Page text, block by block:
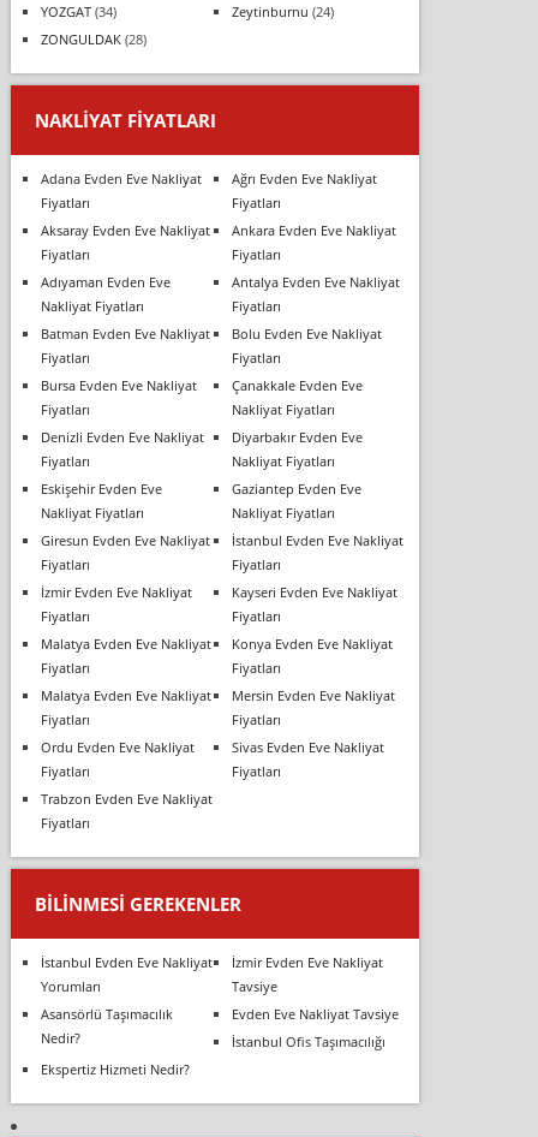
YOZGAT(34) Zeytinburnu (24)
ZONGULDAK(28)
NAKLIYAT FIYATLARI
Adana Evden Eve Nakliyat
Fiyatları
Ağrı Evden Eve Nakliyat
Fiyatları
Aksaray Evden Eve Nakliyat
Fiyatları
Ankara Evden Eve Nakliyat
Fiyatları
Adıyaman Evden Eve
Nakliyat Fiyatları
Antalya Evden Eve Nakliyat
Fiyatları
Batman Evden Eve Nakliyat
Fiyatları
Bolu Evden Eve Nakliyat
Fiyatları
Bursa Evden Eve Nakliyat
Fiyatları
Çanakkale Evden Eve
Nakliyat Fiyatları
Denizli Evden Eve Nakliyat
Fiyatları
Diyarbakır Evden Eve
Nakliyat Fiyatları
Eskişehir Evden Eve
Nakliyat Fiyatları
Gaziantep Evden Eve
Nakliyat Fiyatları
Giresun Evden Eve Nakliyat
Fiyatları
İstanbul Evden Eve Nakliyat
Fiyatları
İzmir Evden Eve Nakliyat
Fiyatları
Kayseri Evden Eve Nakliyat
Fiyatları
Malatya Evden Eve Nakliyat
Fiyatları
Konya Evden Eve Nakliyat
Fiyatları
Malatya Evden Eve Nakliyat
Fiyatları
Mersin Evden Eve Nakliyat
Fiyatları
Ordu Evden Eve Nakliyat
Fiyatları
Sivas Evden Eve Nakliyat
Fiyatları
Trabzon Evden Eve Nakliyat
Fiyatları
BILINMESI GEREKENLER
İstanbul Evden Eve Nakliyat
Yorumları
İzmir Evden Eve Nakliyat
Tavsiye
Asansörlü Taşımacılık
Nedir?
Evden Eve Nakliyat Tavsiye
İstanbul Ofis Taşımacılığı
Ekspertiz Hizmeti Nedir?